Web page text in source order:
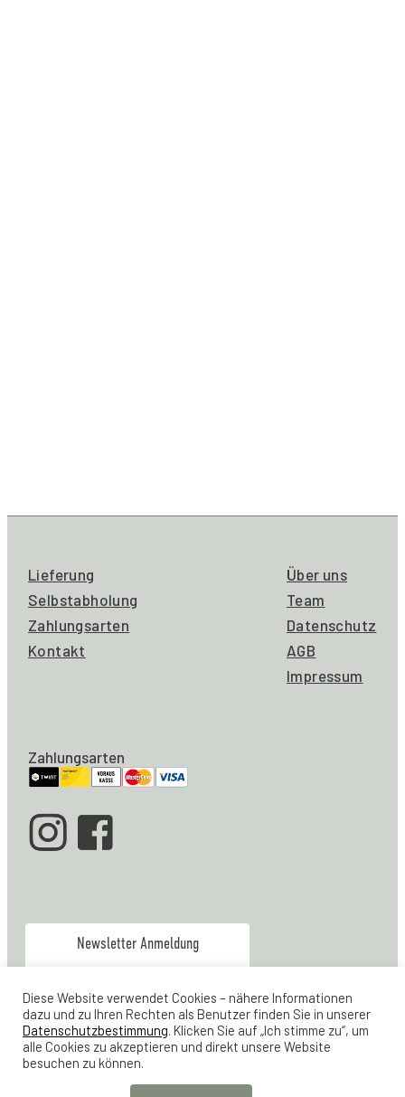
Lieferung
Selbstabholung
Zahlungsarten
Kontakt
Über uns
Team
Datenschutz
AGB
Impressum
Zahlungsarten
Newsletter Anmeldung
Verkauf & Office:079 928 80 04
Werkstatt044 461 21 23
Lager Feldstrasse 24
Diese Website verwendet Cookies – nähere Informationen
dazu und zu Ihren Rechten als Benutzer finden Sie in unserer
Datenschutzbestimmung. Klicken Sie auf „Ich stimme zu“, um
alle Cookies zu akzeptieren und direkt unsere Website
besuchen zu können.